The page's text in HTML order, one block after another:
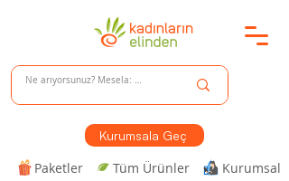
Kurumsala Geç
Paketler Tüm Ürünler Kurumsal